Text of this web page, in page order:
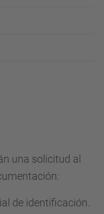
una solicitud al
de identificación.